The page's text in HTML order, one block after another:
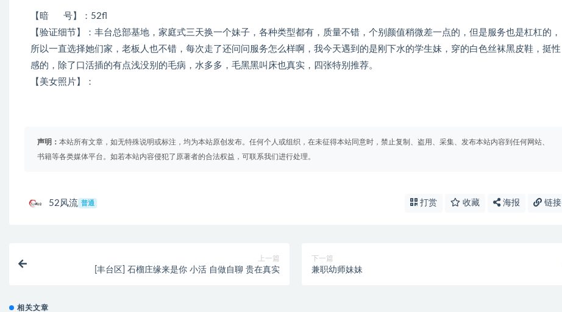
【暗 号】：52fl
【验证细节】：丰台总部基地，家庭式三天换一个妹子，各种类型都有，质量不错，个别颜值稍微差一点的，但是服务也是杠杠的，
所以一直选择她们家，老板人也不错，每次走了还问问服务怎么样啊，我今天遇到的是刚下水的学生妹，穿的白色丝袜黑皮鞋，挺性
感的，除了口活插的有点浅没别的毛病，水多多，毛黑黑叫床也真实，四张特别推荐。
【美女照片】：
声明： 本站所有文章，如无特殊说明或标注，均为本站原创发布。任何个人或组织，在未征得本站同意时，禁止复制、盗用、采集、发布本站内容到任何网站、
书籍等各类媒体平台。如若本站内容侵犯了原著者的合法权益，可联系我们进行处理。
52风流 普通 打赏 收藏 海报 链接
上一篇
[丰台区] 石榴庄缘来是你 小活 自做自聊 贵在真实
下一篇
兼职幼师妹妹
相关文章